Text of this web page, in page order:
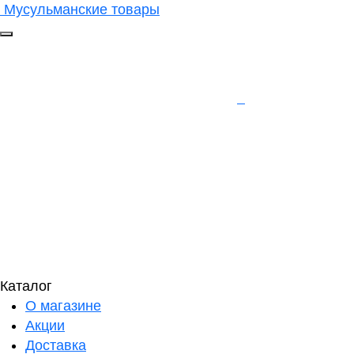
Мусульманские товары
Каталог
О магазине
Акции
Доставка